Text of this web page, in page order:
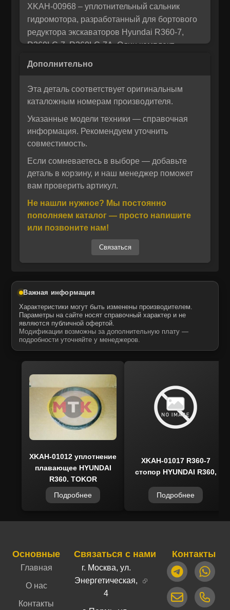
Мы понимаем, как важно принять правильное решение. Если
вы не уверены в своем выборе или у вас возникли вопросы —
напишите нам, и мы с радостью поможем разобраться и
предложим лучшее решение для вас!
Отправить
Даю своё согласие на обработку персональных данных.
Рассчитать лизинг:
Отправить
Даю своё согласие на обработку персональных данных.
XKAH-00968 – уплотнительный сальник
гидромотора, разработанный для бортового
редуктора экскаваторов Hyundai R360‑7,
R360LC‑7, R360LC‑7A. Один комплект
редуктор.
TOKOR, использующей проверенные
обеспечивают длительный ресурс и
надёжную герметичность даже в самых
тяжёлых условиях эксплуатации.
Производитель обладает многолетним
опытом в создании запчастей для
редукторов, что гарантирует соответствие
OEM‑требованиям среди альтернативных
деталей.
Мы являемся официальным
дистрибьютором продукции TOKOR в
России, поэтому каждый сальник проходит
строгий контроль качества и поставляется
интернет‑магазине сертифицированы и
агрегатами Hyundai.
Запчасти MTK поставляются в полностью
готовом к установке виде, проходят контроль
качества и полностью совместимы с
оригинальными агрегатами. Компания MTK
— официальный дистрибьютор ITR USCO в
России, предлагает надёжные детали с
гарантией и оперативной доставкой по всей
стране.
Эта деталь соответствует оригинальным
каталожным номерам производителя.
Указанные модели техники — справочная
информация. Рекомендуем уточнить
совместимость.
Если сомневаетесь в выборе — добавьте
деталь в корзину, и наш менеджер поможет
вам проверить артикул.
Не нашли нужное? Мы постоянно
пополняем каталог — просто напишите
или позвоните нам!
Связаться
Важная информация
Характеристики могут быть изменены производителем.
Параметры на сайте носят справочный характер и не
являются публичной офертой.
Модификации возможны за дополнительную плату —
подробности уточняйте у менеджеров.
XKAH-01012 уплотнение
плавающее HYUNDAI
R360, TOKOR
Подробнее
XKAH-01017 R360-7
стопор HYUNDAI R360,
Подробнее
Основные
Главная
О нас
Контакты
Связаться с нами
г. Москва, ул.
Энергетическая,
4
Контакты